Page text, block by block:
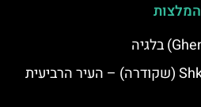
המלצות
סיור בעיר ובאיזור Shkodër (שקודרה) – העיר הרביעית